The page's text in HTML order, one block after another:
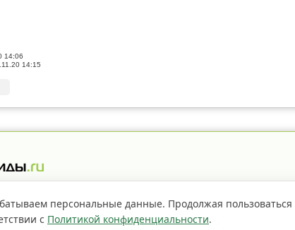
14:06
14:15
персональные данные. Продолжая пользоваться
с Политикой конфиденциальности.